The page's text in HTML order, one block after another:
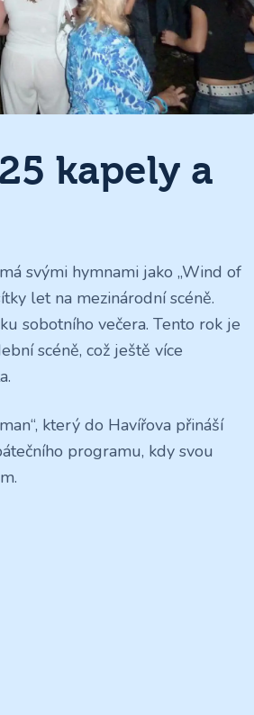
kapely a
svými hymnami jako „Wind of
let na mezinárodní scéně.
sobotního večera. Tento rok je
scéně, což ještě více
který do Havířova přináší
programu, kdy svou